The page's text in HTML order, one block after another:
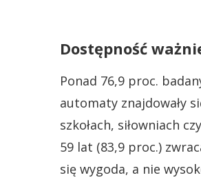
Dostępność
Ponad 76,9 proc.
automaty znajdowały
szkołach, siłowniach
59 lat (83,9 proc.)
się wygoda, a nie